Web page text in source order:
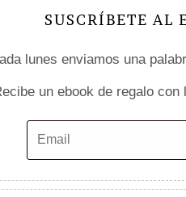
SUSCRÍBETE AL
lunes enviamos una
un ebook de regalo con